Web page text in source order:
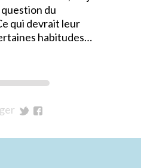
du
qui devrait leur
habitudes…
Twitter
Facebook